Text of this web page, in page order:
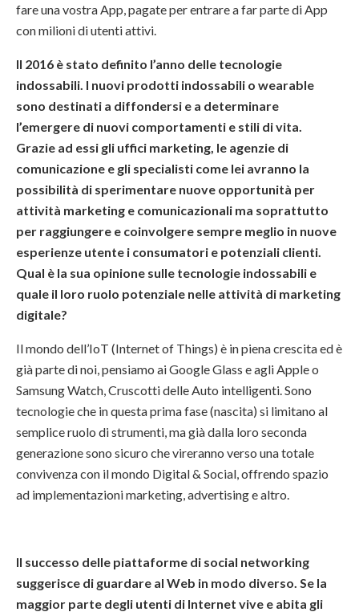
fare una vostra App, pagate per entrare a far parte di App
con milioni di utenti attivi.
Il 2016 è stato definito l’anno delle tecnologie
indossabili. I nuovi prodotti indossabili o wearable
sono destinati a diffondersi e a determinare
l’emergere di nuovi comportamenti e stili di vita.
Grazie ad essi gli uffici marketing, le agenzie di
comunicazione e gli specialisti come lei avranno la
possibilità di sperimentare nuove opportunità per
attività marketing e comunicazionali ma soprattutto
per raggiungere e coinvolgere sempre meglio in nuove
esperienze utente i consumatori e potenziali clienti.
Qual è la sua opinione sulle tecnologie indossabili e
quale il loro ruolo potenziale nelle attività di marketing
digitale?
Il mondo dell’IoT (Internet of Things) è in piena crescita ed è
già parte di noi, pensiamo ai Google Glass e agli Apple o
Samsung Watch, Cruscotti delle Auto intelligenti. Sono
tecnologie che in questa prima fase (nascita) si limitano al
semplice ruolo di strumenti, ma già dalla loro seconda
generazione sono sicuro che vireranno verso una totale
convivenza con il mondo Digital & Social, offrendo spazio
ad implementazioni marketing, advertising e altro.
Il successo delle piattaforme di social networking
suggerisce di guardare al Web in modo diverso. Se la
maggior parte degli utenti di Internet vive e abita gli